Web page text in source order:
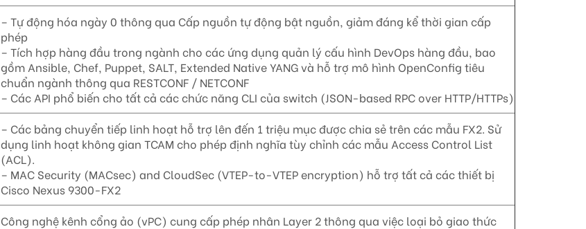
– Tự động hóa ngày 0 thông qua Cấp nguồn tự động bật nguồn, giảm đáng kể thời gian cấp
phép
– Tích hợp hàng đầu trong ngành cho các ứng dụng quản lý cấu hình DevOps hàng đầu, bao
gồm Ansible, Chef, Puppet, SALT, Extended Native YANG và hỗ trợ mô hình OpenConfig tiêu
chuẩn ngành thông qua RESTCONF / NETCONF
– Các API phổ biến cho tất cả các chức năng CLI của switch (JSON-based RPC over HTTP/HTTPs)
– Các bảng chuyển tiếp linh hoạt hỗ trợ lên đến 1 triệu mục được chia sẻ trên các mẫu FX2. Sử
dụng linh hoạt không gian TCAM cho phép định nghĩa tùy chỉnh các mẫu Access Control List
(ACL).
– MAC Security (MACsec) and CloudSec (VTEP-to-VTEP encryption) hỗ trợ tất cả các thiết bị
Cisco Nexus 9300-FX2
Công nghệ kênh cổng ảo (vPC) cung cấp phép nhân Layer 2 thông qua việc loại bỏ giao thức